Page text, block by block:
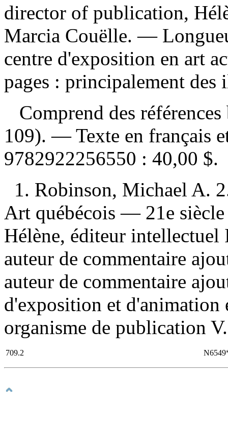
director of publication,
Marcia Couëlle. —
centre d'exposition en art
pages : principalement
Comprend des
109). — Texte en français
9782922256550 : 40,00 $.
1. Robinson, Michael A.
Art québécois — 21e
Hélène, éditeur
auteur de commentaire
auteur de commentaire
d'exposition et d'animation
organisme de publication
709.2